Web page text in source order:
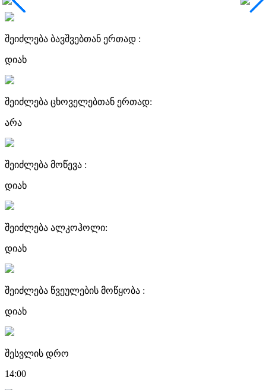
შეიძლება ბავშვებთან ერთად :
დიახ
შეიძლება ცხოველებთან ერთად:
არა
შეიძლება მოწევა :
დიახ
შეიძლება ალკოჰოლი:
დიახ
შეიძლება წვეულების მოწყობა :
დიახ
შესვლის დრო
14:00